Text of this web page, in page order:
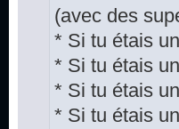
(avec des
* Si tu étais
* Si tu étais
* Si tu étais
* Si tu étais